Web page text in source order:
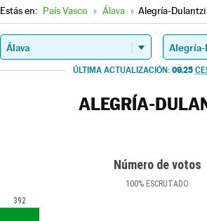
Estás en: País Vasco » Álava » Alegría-Dulantzi
ÚLTIMA ACTUALIZACIÓN: 09.25
ALEGRÍA-
Número de votos
100% ESCRUTADO
392